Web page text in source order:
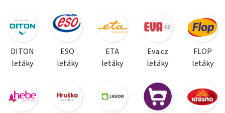
DITON
letáky
ESO
letáky
ETA
letáky
Eva.cz
letáky
FLOP
letáky